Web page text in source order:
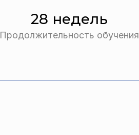
28 недель
Продолжительность обучения